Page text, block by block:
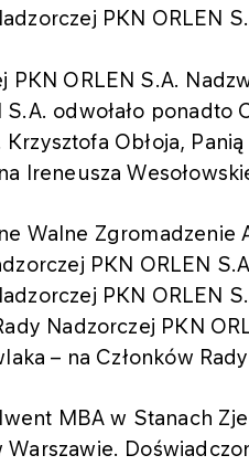
PKN ORLEN
PKN ORLEN S.A.
odwołało ponadto
Obłoja,
Ireneusza
Walne Zgromadzenie
PKN ORLEN
PKN ORLEN
Nadzorczej PKN
– na Członków
MBA w Stanach